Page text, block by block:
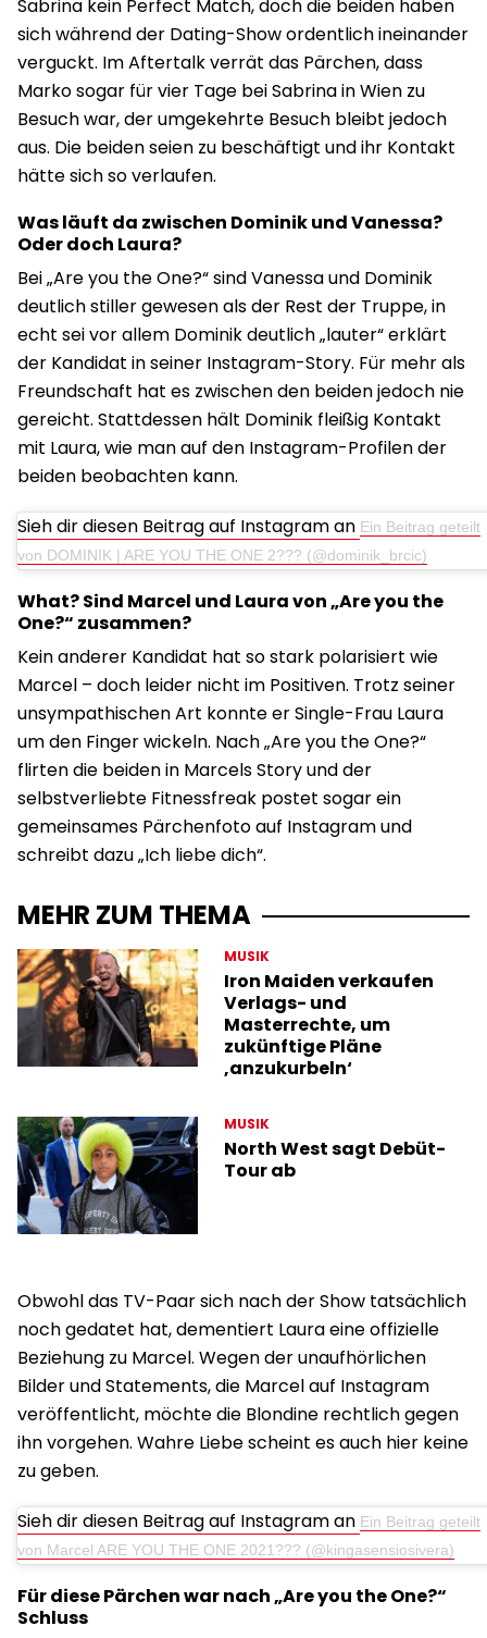
Sabrina kein Perfect Match, doch die beiden haben
sich während der Dating-Show ordentlich ineinander
verguckt. Im Aftertalk verrät das Pärchen, dass
Marko sogar für vier Tage bei Sabrina in Wien zu
Besuch war, der umgekehrte Besuch bleibt jedoch
aus. Die beiden seien zu beschäftigt und ihr Kontakt
hätte sich so verlaufen.
Was läuft da zwischen Dominik und Vanessa?
Oder doch Laura?
Bei „Are you the One?“ sind Vanessa und Dominik
deutlich stiller gewesen als der Rest der Truppe, in
echt sei vor allem Dominik deutlich „lauter“ erklärt
der Kandidat in seiner Instagram-Story. Für mehr als
Freundschaft hat es zwischen den beiden jedoch nie
gereicht. Stattdessen hält Dominik fleißig Kontakt
mit Laura, wie man auf den Instagram-Profilen der
beiden beobachten kann.
Sieh dir diesen Beitrag auf Instagram an Ein Beitrag geteilt
von DOMINIK | ARE YOU THE ONE 2??? (@dominik_brcic)
What? Sind Marcel und Laura von „Are you the
One?“ zusammen?
Kein anderer Kandidat hat so stark polarisiert wie
Marcel – doch leider nicht im Positiven. Trotz seiner
unsympathischen Art konnte er Single-Frau Laura
um den Finger wickeln. Nach „Are you the One?“
flirten die beiden in Marcels Story und der
selbstverliebte Fitnessfreak postet sogar ein
gemeinsames Pärchenfoto auf Instagram und
schreibt dazu „Ich liebe dich“.
MEHR ZUM THEMA
MUSIK
Iron Maiden verkaufen
Verlags- und
Masterrechte, um
zukünftige Pläne
‚anzukurbeln‘
MUSIK
North West sagt Debüt-
Tour ab
Obwohl das TV-Paar sich nach der Show tatsächlich
noch gedatet hat, dementiert Laura eine offizielle
Beziehung zu Marcel. Wegen der unaufhörlichen
Bilder und Statements, die Marcel auf Instagram
veröffentlicht, möchte die Blondine rechtlich gegen
ihn vorgehen. Wahre Liebe scheint es auch hier keine
zu geben.
Sieh dir diesen Beitrag auf Instagram an Ein Beitrag geteilt
von Marcel ARE YOU THE ONE 2021??? (@kingasensiosivera)
Für diese Pärchen war nach „Are you the One?“
Schluss